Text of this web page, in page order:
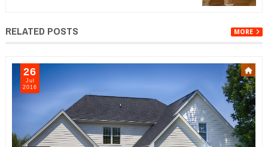
RELATED POSTS MORE